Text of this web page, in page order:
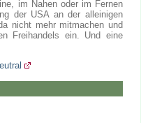
im Nahen oder im Fernen
der USA an der alleinigen
nicht mehr mitmachen und
Freihandels ein. Und eine